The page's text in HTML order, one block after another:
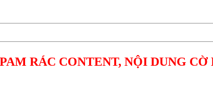
RÁC CONTENT, NỘI DUNG